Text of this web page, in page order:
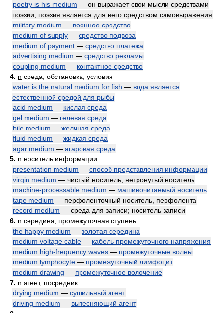
poetry is his medium — он выражает свои мысли средствами
поэзии; поэзия является для него средством самовыражения
military medium — военное средство
medium of supply — средство подвоза
medium of payment — средство платежа
advertising medium — средство рекламы
coupling medium — контактное средство
4. n среда, обстановка, условия
water is the natural medium for fish — вода является
естественной средой для рыбы
acid medium — кислая среда
gel medium — гелевая среда
bile medium — желчная среда
fluid medium — жидкая среда
agar medium — агаровая среда
5. n носитель информации
presentation medium — способ представления информации
virgin medium — чистый носитель; нетронутый носитель
machine-processable medium — машиночитаемый носитель
tape medium — перфоленточный носитель, перфолента
record medium — среда для записи; носитель записи
6. n середина; промежуточная ступень
the happy medium — золотая середина
medium voltage cable — кабель промежуточного напряжения
medium high-frequency waves — промежуточные волны
medium lymphocyte — промежуточный лимфоцит
medium drawing — промежуточное волочение
7. n агент, посредник
drying medium — сушильный агент
driving medium — вытесняющий агент